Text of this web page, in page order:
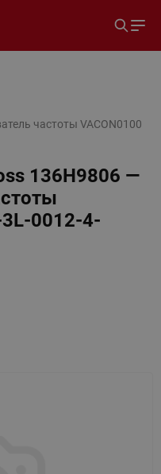
частоты VACON0100
136H9806 —
0012-4-